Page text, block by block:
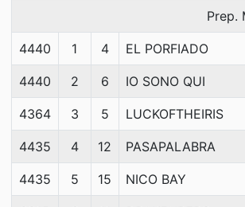
Prep.
4440 1 4 EL PORFIADO
4440 2 6 IO SONO QUI
4364 3 5 LUCKOFTHEIRIS
4435 4 12 PASAPALABRA
4435 5 15 NICO BAY